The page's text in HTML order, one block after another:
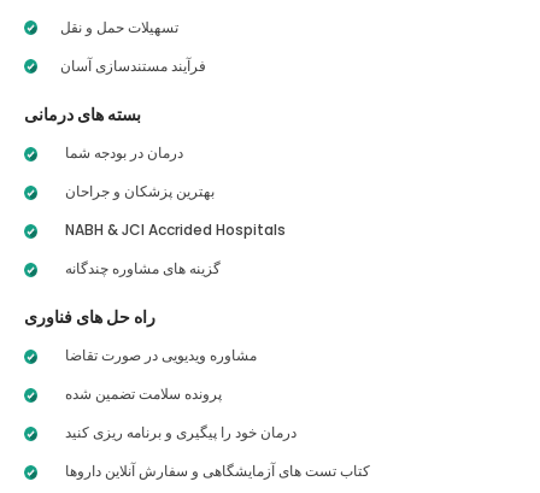
تسهیلات حمل و نقل
فرآیند مستندسازی آسان
بسته های درمانی
درمان در بودجه شما
بهترین پزشکان و جراحان
NABH & JCI Accrided Hospitals
گزینه های مشاوره چندگانه
راه حل های فناوری
مشاوره ویدیویی در صورت تقاضا
پرونده سلامت تضمین شده
درمان خود را پیگیری و برنامه ریزی کنید
کتاب تست های آزمایشگاهی و سفارش آنلاین داروها